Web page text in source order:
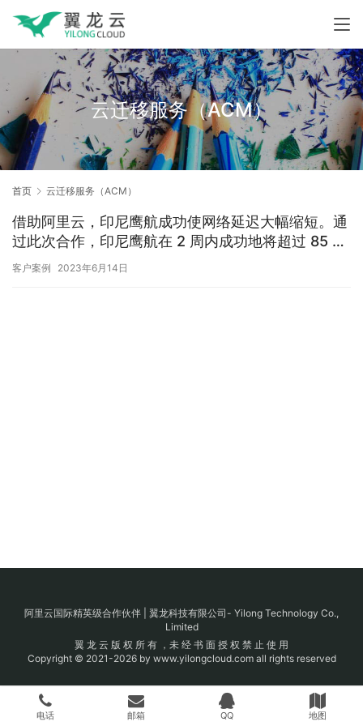
云迁移服务（ACM）
首页 云迁移服务（ACM）
借助阿里云，印尼鹰航成功使网络延迟大幅缩短。通
过此次合作，印尼鹰航在 2 周内成功地将超过 85 个
虚拟机和 3 个数据库迁移到阿里云，并且最大限度地
客户案例 2023年6月14日
阿里云国际精英级合作伙伴 | 翼龙科技有限公司- Yilong Technology Co.,
Limited
翼 龙 云 版 权 所 有 ，未 经 书 面 授 权 禁 止 使 用
Copyright © 2021-2026 by www.yilongcloud.com all rights reserved
电话 邮箱 QQ 地图